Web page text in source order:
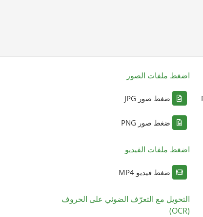
اضغط ملفات الصور
ضغط صور JPG
ضغط صور PNG
اضغط ملفات الفيديو
ضغط فيديو MP4
التحويل مع التعرّف الضوئي على الحروف
(OCR)